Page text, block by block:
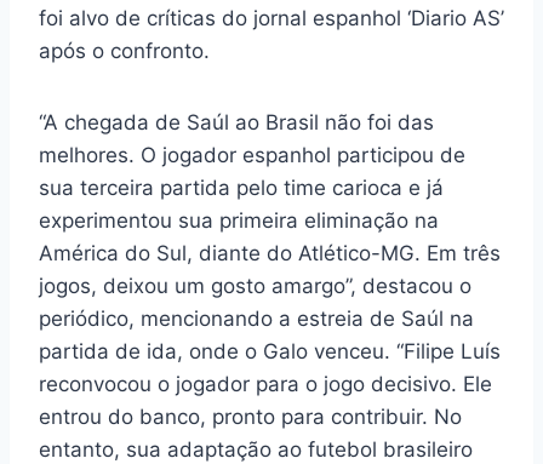
foi alvo de críticas do jornal espanhol ‘Diario AS’
após o confronto.
“A chegada de Saúl ao Brasil não foi das
melhores. O jogador espanhol participou de
sua terceira partida pelo time carioca e já
experimentou sua primeira eliminação na
América do Sul, diante do Atlético-MG. Em três
jogos, deixou um gosto amargo”, destacou o
periódico, mencionando a estreia de Saúl na
partida de ida, onde o Galo venceu. “Filipe Luís
reconvocou o jogador para o jogo decisivo. Ele
entrou do banco, pronto para contribuir. No
entanto, sua adaptação ao futebol brasileiro